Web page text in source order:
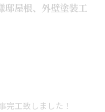
邸屋根、外壁塗装工
完工致しました！